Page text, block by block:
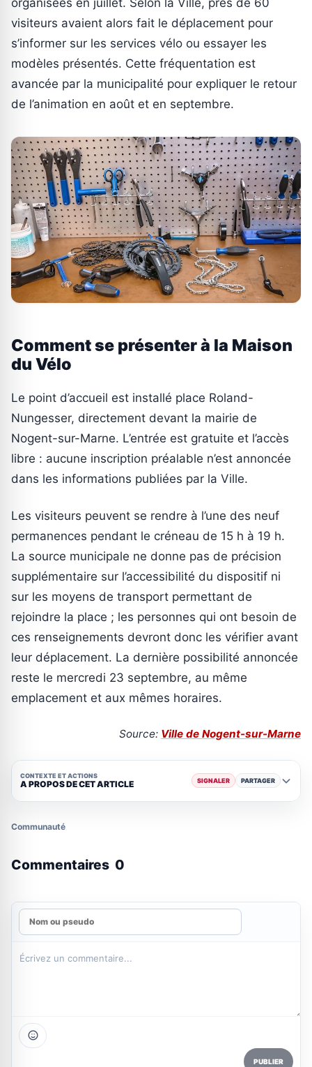
organisées en juillet. Selon la Ville, près de 60
visiteurs avaient alors fait le déplacement pour
s’informer sur les services vélo ou essayer les
modèles présentés. Cette fréquentation est
avancée par la municipalité pour expliquer le retour
de l’animation en août et en septembre.
Comment se présenter à la Maison
du Vélo
Le point d’accueil est installé place Roland-
Nungesser, directement devant la mairie de
Nogent-sur-Marne. L’entrée est gratuite et l’accès
libre : aucune inscription préalable n’est annoncée
dans les informations publiées par la Ville.
Les visiteurs peuvent se rendre à l’une des neuf
permanences pendant le créneau de 15 h à 19 h.
La source municipale ne donne pas de précision
supplémentaire sur l’accessibilité du dispositif ni
sur les moyens de transport permettant de
rejoindre la place ; les personnes qui ont besoin de
ces renseignements devront donc les vérifier avant
leur déplacement. La dernière possibilité annoncée
reste le mercredi 23 septembre, au même
emplacement et aux mêmes horaires.
Source: Ville de Nogent-sur-Marne
CONTEXTE ET ACTIONS
A PROPOS DE CET ARTICLE SIGNALER PARTAGER
Communauté
Commentaires 0
PUBLIER